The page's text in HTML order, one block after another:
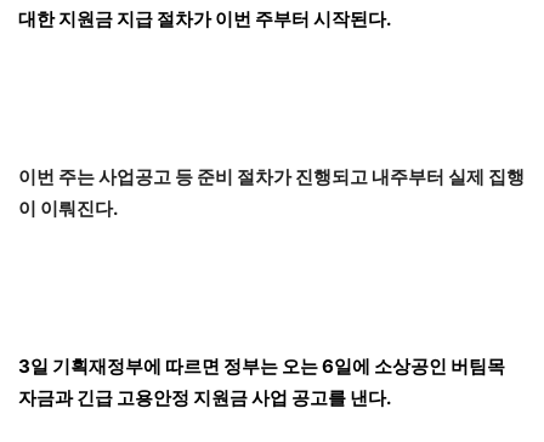
대한 지원금 지급 절차가 이번 주부터 시작된다.
이번 주는 사업공고 등 준비 절차가 진행되고 내주부터 실제 집행
이 이뤄진다.
3일 기획재정부에 따르면 정부는 오는 6일에 소상공인 버팀목
자금과 긴급 고용안정 지원금 사업 공고를 낸다.